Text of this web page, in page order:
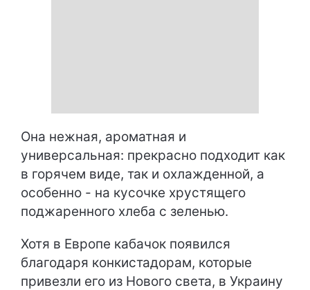
Она нежная, ароматная и
универсальная: прекрасно подходит как
в горячем виде, так и охлажденной, а
особенно - на кусочке хрустящего
поджаренного хлеба с зеленью.
Хотя в Европе кабачок появился
благодаря конкистадорам, которые
привезли его из Нового света, в Украину